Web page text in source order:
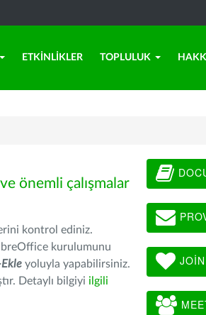
ETKINLIKLER TOPLULUK
önemli çalışmalar
kontrol ediniz.
kurulumunu
yoluyla yapabilirsiniz.
Detaylı bilgiyi ilgili